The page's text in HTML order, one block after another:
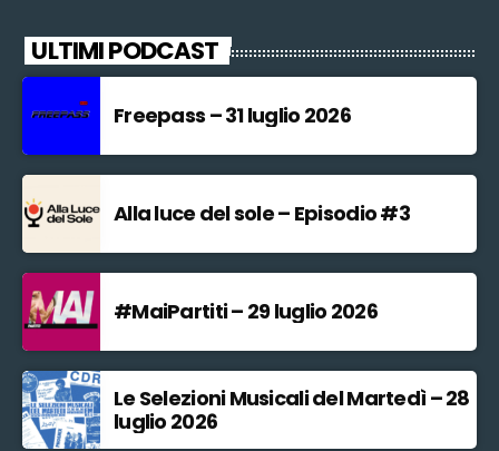
ULTIMI PODCAST
Freepass – 31 luglio 2026
Alla luce del sole – Episodio #3
#MaiPartiti – 29 luglio 2026
Le Selezioni Musicali del Martedì – 28
luglio 2026